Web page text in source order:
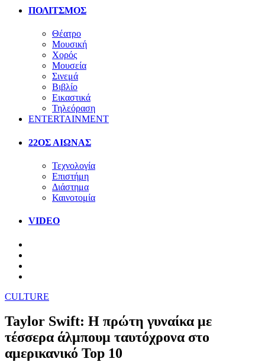
ΠΟΛΙΤΣΜΟΣ
Θέατρο
Μουσική
Χορός
Μουσεία
Σινεμά
Βιβλίο
Εικαστικά
Τηλεόραση
ENTERTAINMENT
22ΟΣ ΑΙΩΝΑΣ
Τεχνολογία
Επιστήμη
Διάστημα
Καινοτομία
VIDEO
CULTURE
Taylor Swift: Η πρώτη γυναίκα με
τέσσερα άλμπουμ ταυτόχρονα στο
αμερικανικό Top 10